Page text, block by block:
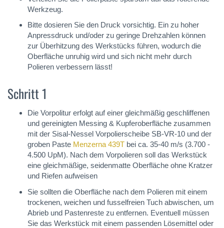
Werkzeug.
Bitte dosieren Sie den Druck vorsichtig. Ein zu hoher
Anpressdruck und/oder zu geringe Drehzahlen können
zur Überhitzung des Werkstücks führen, wodurch die
Oberfläche unruhig wird und sich nicht mehr durch
Polieren verbessern lässt!
Schritt 1
Die Vorpolitur erfolgt auf einer gleichmäßig geschliffenen
und gereinigten Messing & Kupferoberfläche zusammen
mit der Sisal-Nessel Vorpolierscheibe SB-VR-10 und der
groben Paste Menzerna 439T bei ca. 35-40 m/s (3.700 -
4.500 UpM). Nach dem Vorpolieren soll das Werkstück
eine gleichmäßige, seidenmatte Oberfläche ohne Kratzer
und Riefen aufweisen
Sie sollten die Oberfläche nach dem Polieren mit einem
trockenen, weichen und fusselfreien Tuch abwischen, um
Abrieb und Pastenreste zu entfernen. Eventuell müssen
Sie das Werkstück mit einem passenden Lösemittel oder